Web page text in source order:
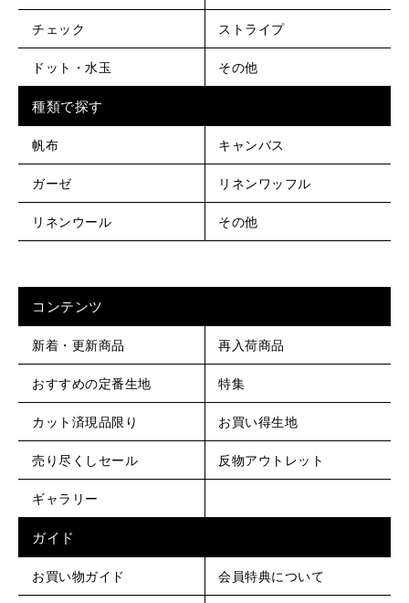
チェック ストライプ
ドット・水玉 その他
種類で探す
帆布 キャンバス
ガーゼ リネンワッフル
リネンウール その他
コンテンツ
新着・更新商品 再入荷商品
おすすめの定番生地 特集
カット済現品限り お買い得生地
売り尽くしセール 反物アウトレット
ギャラリー
ガイド
お買い物ガイド 会員特典について